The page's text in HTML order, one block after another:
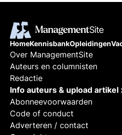
HomeKennisbankOpleidingen
Over ManagementSite
Auteurs en columnisten
Redactie
Info auteurs & upload artikel
Abonneevoorwaarden
Code of conduct
Adverteren / contact